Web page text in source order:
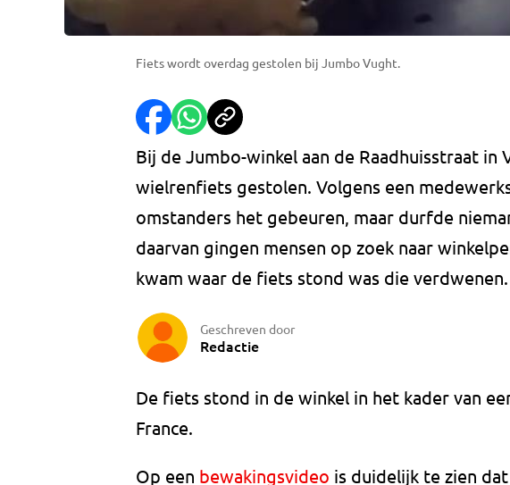
Fiets wordt overdag gestolen bij Jumbo Vught.
Bij de Jumbo-winkel aan de Raadhuisstraat in
wielrenfiets gestolen. Volgens een
omstanders het gebeuren, maar durfde
daarvan gingen mensen op zoek naar
kwam waar de fiets stond was die verdwenen.
Geschreven door
Redactie
De fiets stond in de winkel in het kader van
France.
Op een bewakingsvideo is duidelijk te zien